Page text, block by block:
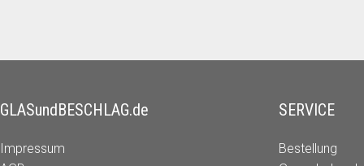
GLASundBESCHLAG.de
Impressum
SERVICE
Bestellung